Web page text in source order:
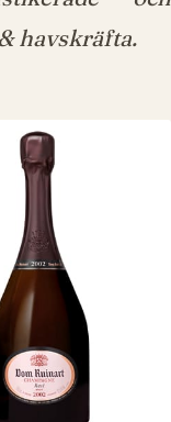
havskräfta.